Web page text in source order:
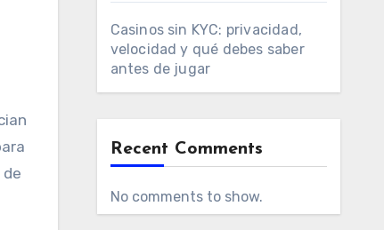
Casinos sin KYC: privacidad,
velocidad y qué debes saber
antes de jugar
Recent Comments
No comments to show.